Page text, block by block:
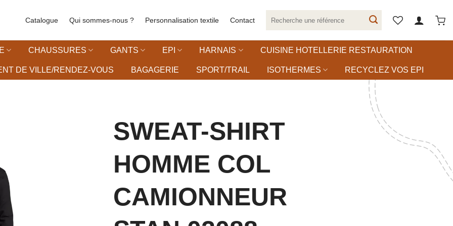
Catalogue Qui sommes-nous ? Personnalisation textile Contact
pour :
CHAUSSURES GANTS EPI HARNAIS CUISINE HOTELLERIE RESTAURATION
DE VILLE/RENDEZ-VOUS BAGAGERIE SPORT/TRAIL ISOTHERMES RECYCLEZ VOS EPI
d’envies
SWEAT-SHIRT
HOMME COL
CAMIONNEUR